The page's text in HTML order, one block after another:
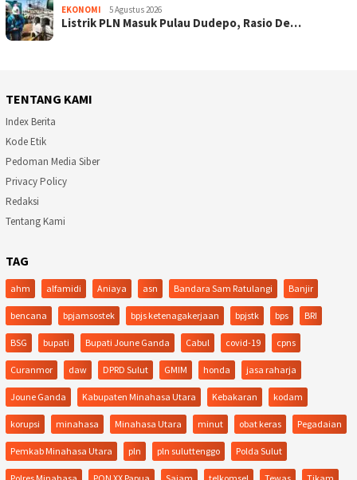
EKONOMI 5 Agustus 2026
Listrik PLN Masuk Pulau Dudepo, Rasio De…
TENTANG KAMI
Index Berita
Kode Etik
Pedoman Media Siber
Privacy Policy
Redaksi
Tentang Kami
TAG
ahm alfamidi Aniaya asn Bandara Sam Ratulangi Banjir
bencana bpjamsostek bpjs ketenagakerjaan bpjstk bps BRI
BSG bupati Bupati Joune Ganda Cabul covid-19 cpns
Curanmor daw DPRD Sulut GMIM honda jasa raharja
Joune Ganda Kabupaten Minahasa Utara Kebakaran kodam
korupsi minahasa Minahasa Utara minut obat keras Pegadaian
Pemkab Minahasa Utara pln pln suluttenggo Polda Sulut